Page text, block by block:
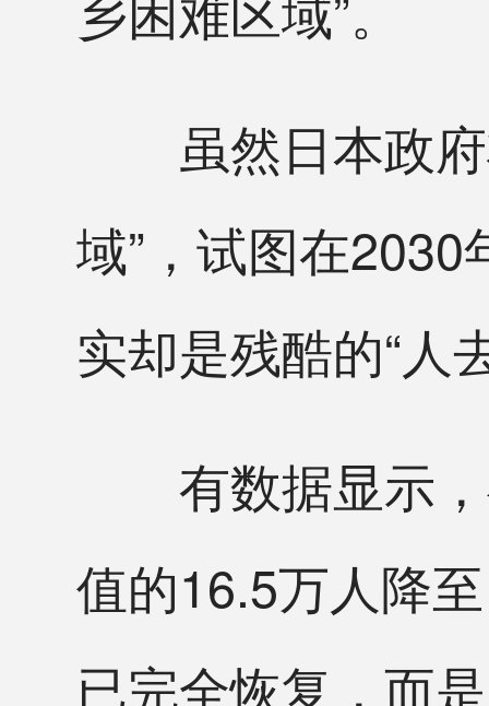
虽然日本政府
域”，试图在2030
实却是残酷的“人
有数据显示，
值的16.5万人降
已完全恢复，而